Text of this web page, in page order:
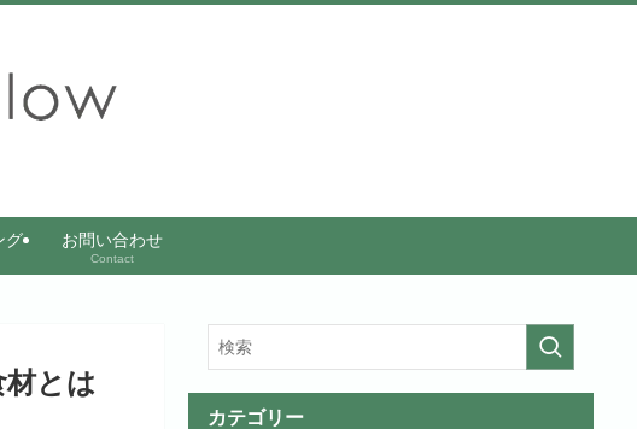
グ お問い合わせ
Contact
とは
カテゴリー